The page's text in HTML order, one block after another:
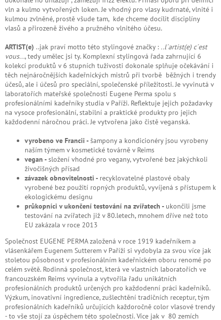
vln a kulmo vytvořených loken. Je vhodný pro vlasy kudrnaté, vlnité i
kulmou zvlněné, prostě všude tam, kde chceme docílit disciplíny
vlasů a přirozeně živého a pružného vlnitého účesu.
ARTIST(e) ..jak praví motto této stylingové značky : ..l´artist(e) c´est
vous..., tedy umělec jsi ty. Komplexní stylingová řada zahrnující 6
kolekcí produktů v 6 stupních tuživosti dokonale splňuje očekávání i
těch nejnáročnějších kadeřnických mistrů při tvorbě běžných i trendy
účesů, ale i účesů pro speciální, společenské příležitosti. Je vyvinutá v
laboratořích mateřské společnosti Eugene Perma spolu s
profesionálními kadeřníky studia v Paříži. Reflektuje jejich požadavky
na vysoce profesionální, stabilní a praktické produkty pro jejich
každodenní náročnou práci. Je vytvořena jako čistě veganská.
vyrobeno ve Francii -šampony a kondicionéry jsou vyrobeny
naším týmem v kosmetické továrně v Reims
vegan -složení vhodné pro vegany, vytvořené bez jakýchkoli
živočišných přísad
závazek obnovitelnosti - recyklovatelné plastové obaly
vyrobené bez použití ropných produktů, vyvíjená s přístupem k
ekologickému designu
průkopníci v ukončení testování na zvířatech - ukončili jsme
testování na zvířatech již v 80.letech, mnohem dříve než toto
EU zakázala v roce 2013
Společnost EUGENE PERMA založená v roce 1919 kadeřníkem a
vlásenkářem Eugenem Sutterem v Paříži si vydobyla za svou více jak
stoletou působnost v profesionálním kadeřnickém oboru renomé po
celém světě. Rodinná společnost, která ve vlastních laboratořích ve
francouzském Reims vyvinula a vytvořila řadu unikátních
profesionálních produktů určených pro každodenní práci kadeřníků.
Výzkum, inovativní ingredience, zušlechtění tradičních receptur, tým
profesionálních kadeřníků určujících každoročně color vlasové trendy
- to vše stojí za úspěchem této společnosti. Více jak v 80 zemích